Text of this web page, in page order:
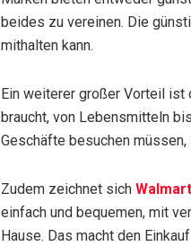
beides zu vereinen. Die
mithalten kann.
Ein weiterer großer Vorteil ist
braucht, von Lebensmitteln
Geschäfte besuchen
Zudem zeichnet sich Walmart
einfach und bequemen, mit
Hause. Das macht den